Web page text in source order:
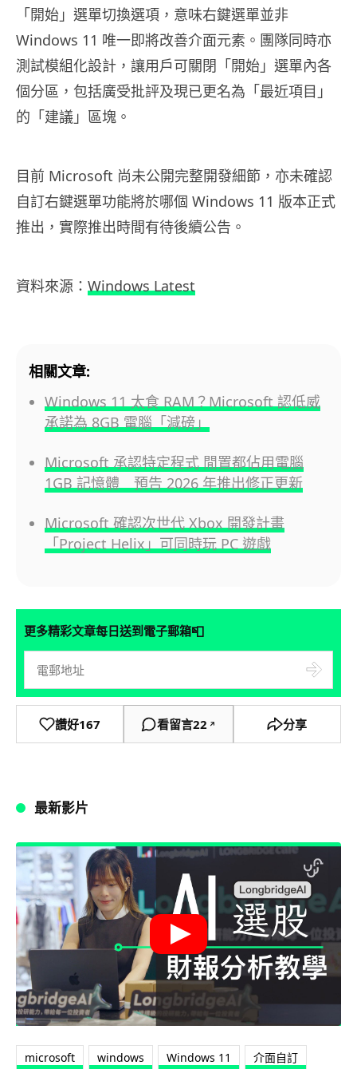
「開始」選單切換選項，意味右鍵選單並非
Windows 11 唯一即將改善介面元素。團隊同時亦
測試模組化設計，讓用戶可關閉「開始」選單內各
個分區，包括廣受批評及現已更名為「最近項目」
的「建議」區塊。
目前 Microsoft 尚未公開完整開發細節，亦未確認
自訂右鍵選單功能將於哪個 Windows 11 版本正式
推出，實際推出時間有待後續公告。
資料來源： Windows Latest
相關文章:
Windows 11 太食 RAM？Microsoft 認低威
承諾為 8GB 電腦「減磅」
Microsoft 承認特定程式 閒置都佔用電腦
1GB 記憶體 預告 2026 年推出修正更新
Microsoft 確認次世代 Xbox 開發計畫
「Project Helix」可同時玩 PC 遊戲
更多精彩文章每日送到電子郵箱📮
讚好167 看留言22 ↗ 分享
最新影片
microsoft windows Windows 11 介面自訂